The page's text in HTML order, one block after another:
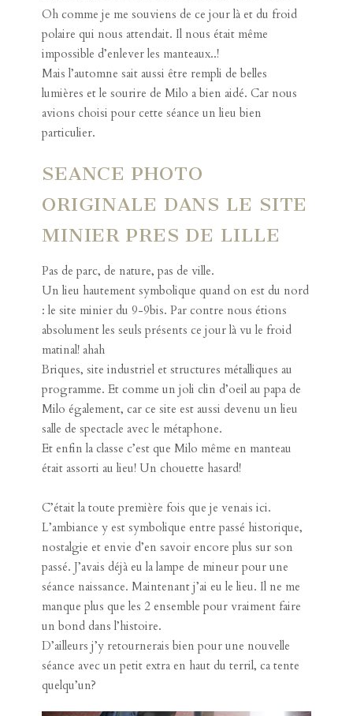
Après la séance photo dans les pommiers
précédente, Aurélie m’avait programmé la séance
famille encore plus tard dans l’année. Nous étions
désormais en novembre et l’automne bien entamé!
Oh comme je me souviens de ce jour là et du froid
polaire qui nous attendait. Il nous était même
impossible d’enlever les manteaux..!
lumières et le sourire de Milo a bien aidé. Car nous
avions choisi pour cette séance un lieu bien
SEANCE PHOTO
ORIGINALE DANS LE SITE
MINIER PRES DE LILLE
Pas de parc, de nature, pas de ville.
Un lieu hautement symbolique quand on est du nord
: le site minier du 9-9bis. Par contre nous étions
absolument les seuls présents ce jour là vu le froid
matinal! ahah
Briques, site industriel et structures métalliques au
Milo également, car ce site est aussi devenu un lieu
salle de spectacle avec lemétaphone
Et enfin la classe c’est que Milo même en manteau
était assorti au lieu! Un chouette hasard!
C’était la toute première fois que je venais ici.
L’ambiance y est symbolique entre passé historique,
nostalgie et envie d’en savoir encore plus sur son
passé. J’avais déjà eu la lampe de mineur pour une
séance naissance. Maintenant j’ai eu le lieu. Il ne me
manque plus que les 2 ensemble pour vraiment faire